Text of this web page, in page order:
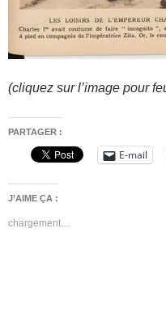
(cliquez sur l’image pour
PARTAGER :
E-mail
J’AIME ÇA :
chargement…